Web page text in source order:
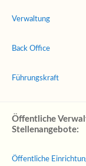
Verwaltung
Back Office
Führungskraft
Öffentliche
Stellenangebote:
Öffentliche